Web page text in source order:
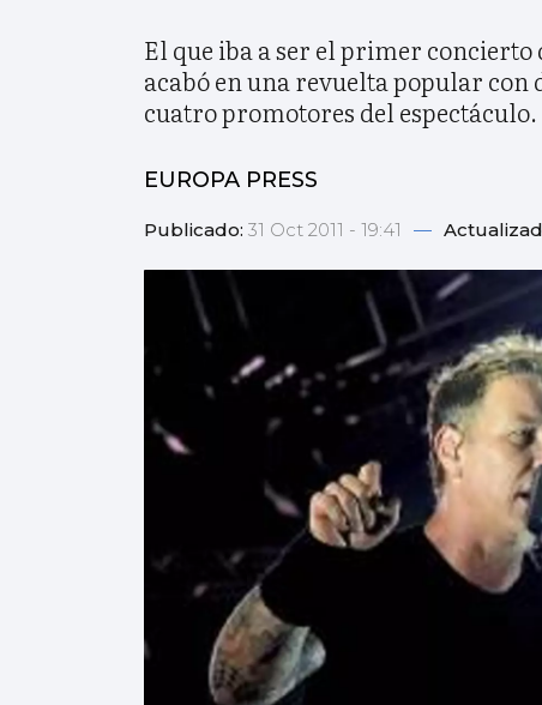
El que iba a ser el primer concierto
acabó en una revuelta popular con
cuatro promotores del espectáculo.
EUROPA PRESS
Publicado: 31 Oct 2011 - 19:41 —